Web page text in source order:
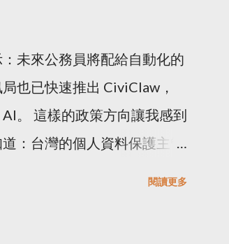
Fake 把台灣名人的臉部
年 7 月才被判刑。 還有許多
國外的使用者修改台灣人的
會，如果消費者在國外電子
府願意協助，但衡量至國外
些全形符號或是分類刪掉，
做好的版型去改配色而已，
javascript都要一個一個重
未來公務員將配給自動化的
也已快速推出 CiviClaw，
。 這樣的政策方向讓我感到
：台灣的個人資料保護主管
法》已於今年1月施行，但
、有 IoT 不等於智慧城市，
閱讀更多